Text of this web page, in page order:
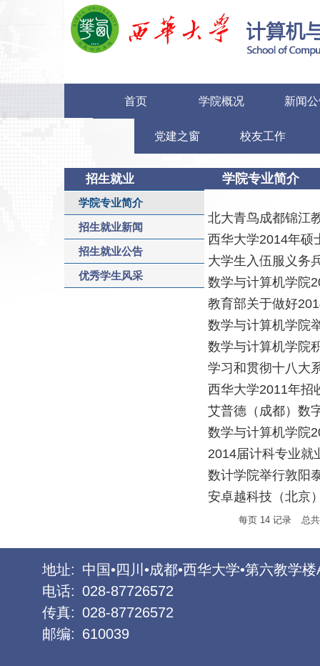
首页 学院概况 新闻
党建之窗 校友工作
招生就业
学院专业简介
招生就业新闻
招生就业公告
优秀学生风采
学院专业简介
北大青鸟成都锦江
西华大学2014年硕
大学生入伍服义务
数学与计算机学院
教育部关于做好
数学与计算机学院
数学与计算机学院
学习和贯彻十八大
西华大学2011年招
艾普德（成都）数
数学与计算机学院
2014届计科专业就
数计学院举行敦阳
安卓越科技（北京
每页 14 记录 总
地址: 中国•四川•成都•西华大学•第六教学楼
电话: 028-87726572
传真: 028-87726572
邮编: 610039